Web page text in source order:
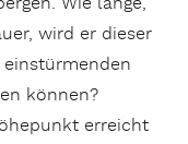
wird er dieser
können?
erreicht